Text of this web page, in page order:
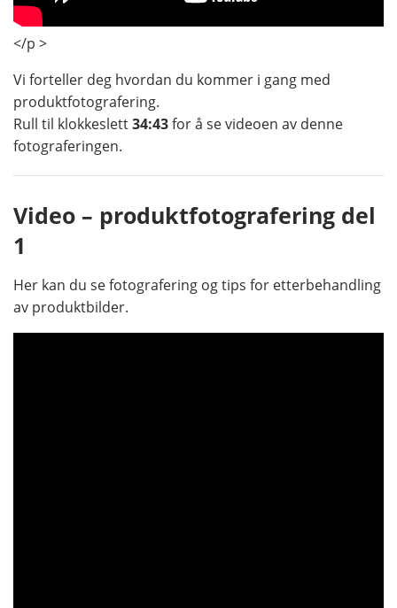
</p >
Vi forteller deg hvordan du kommer i gang med
produktfotografering.
Rull til klokkeslett34:43for å se videoen av denne
fotograferingen.
Video – produktfotografering del
1
Her kan du se fotografering og tips for etterbehandling
av produktbilder.